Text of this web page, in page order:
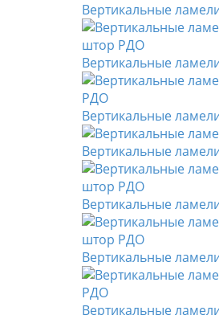
Вертикальные
Вертикальные
Вертикальные
Вертикальные
Вертикальные
Вертикальные
Вертикальные